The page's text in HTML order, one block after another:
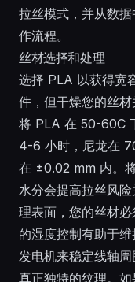
拉丝模式，并从数
作流程。
丝材选择和处理
选择 PLA 以获得宽
件，但干燥您的丝材
将 PLA 在 50-60C
4-6 小时，尼龙在
在 ±0.02 mm 内。
水分会提高拉丝风
理表面，您的丝材
的湿度控制有助于
发电机来稳定线轴
真正独特的纹理。